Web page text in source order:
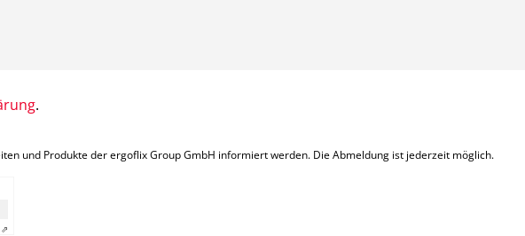
.
und Produkte der ergoflix Group GmbH informiert werden. Die Abmeldung ist jederzeit möglich.
⇗